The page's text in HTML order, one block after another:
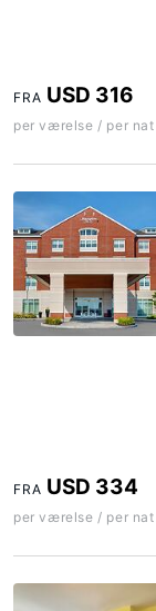
FRA USD 316
per værelse / per nat
FRA USD 334
per værelse / per nat